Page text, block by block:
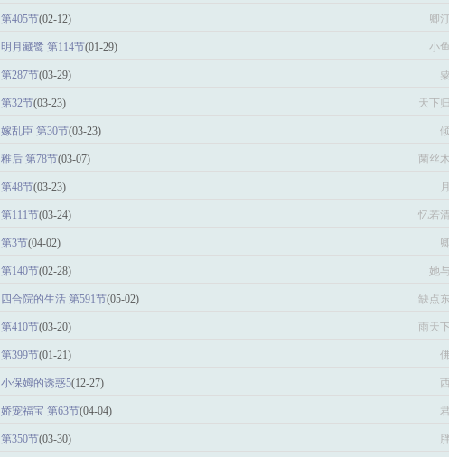
第405节(02-12) 卿
明月藏鹭 第114节(01-29) 小
第287节(03-29)
第32节(03-23) 天下
嫁乱臣 第30节(03-23)
稚后 第78节(03-07) 菌丝
第48节(03-23)
第111节(03-24) 忆若
第3节(04-02)
第140节(02-28) 她
四合院的生活 第591节(05-02) 缺点
第410节(03-20) 雨天
第399节(01-21)
小保姆的诱惑5(12-27)
娇宠福宝 第63节(04-04)
第350节(03-30)